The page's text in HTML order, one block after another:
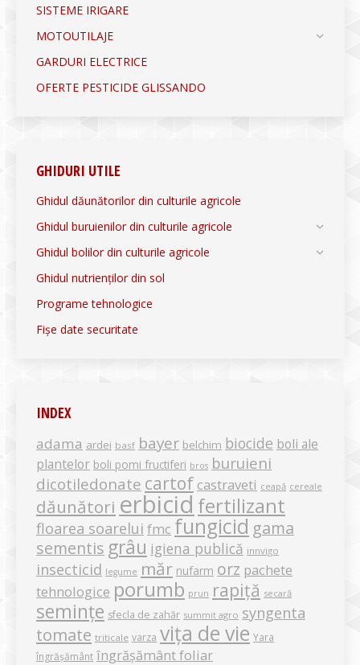
SISTEME IRIGARE
MOTOUTILAJE
GARDURI ELECTRICE
OFERTE PESTICIDE GLISSANDO
GHIDURI UTILE
Ghidul dăunătorilor din culturile agricole
Ghidul buruienilor din culturile agricole
Ghidul bolilor din culturile agricole
Ghidul nutrienților din sol
Programe tehnologice
Fișe date securitate
INDEX
adama ardei basf bayer belchim biocide boli ale
plantelor boli pomi fructiferi bros buruieni
dicotiledonate cartof castraveti ceapă cereale
dăunători erbicid fertilizant
floarea soarelui fmc fungicid gama
sementis grâu igiena publică innvigo
insecticid legume măr nufarm orz pachete
tehnologice porumb prun rapiță secară
semințe sfecla de zahăr summit agro syngenta
tomate triticale varza vița de vie Yara
îngrășământ îngrășământ foliar